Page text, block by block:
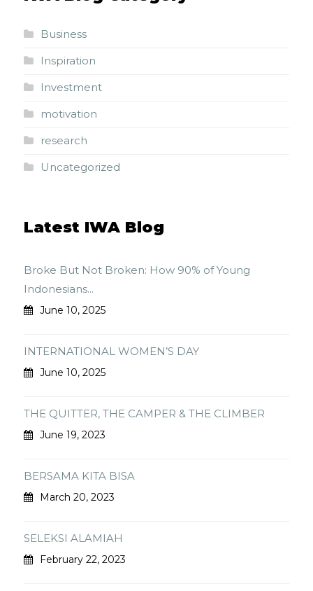
Business
Inspiration
Investment
motivation
research
Uncategorized
Latest IWA Blog
Broke But Not Broken: How 90% of Young
Indonesians...
June 10, 2025
INTERNATIONAL WOMEN’S DAY
June 10, 2025
THE QUITTER, THE CAMPER & THE CLIMBER
June 19, 2023
BERSAMA KITA BISA
March 20, 2023
SELEKSI ALAMIAH
February 22, 2023